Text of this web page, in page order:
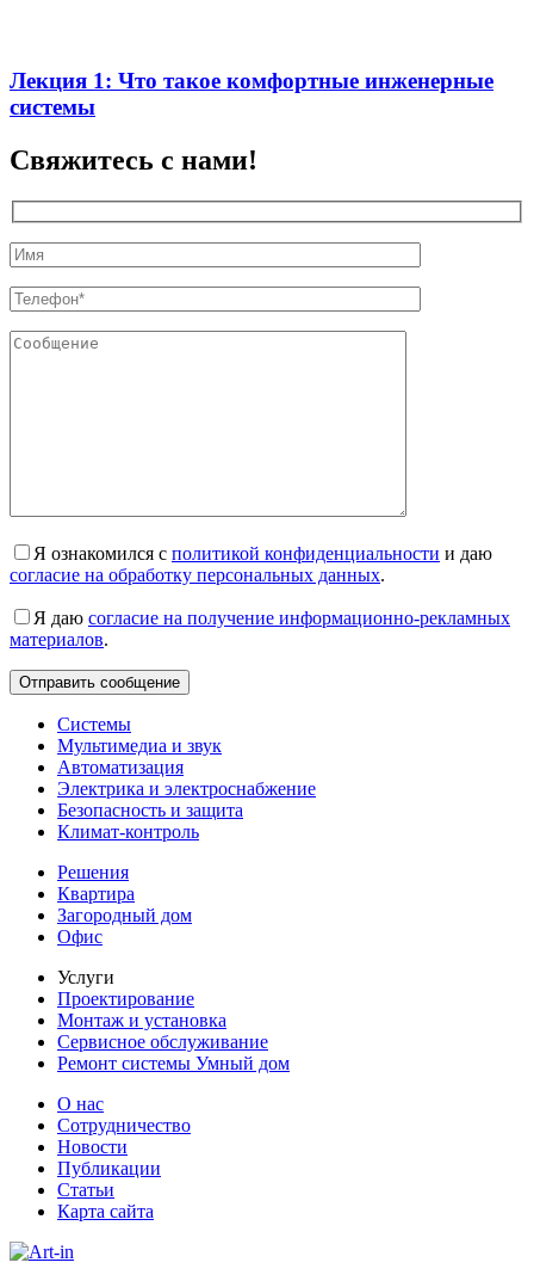
Лекция 1: Что такое комфортные инженерные
системы
Свяжитесь с нами!
Я ознакомился с политикой конфиденциальности и даю
согласие на обработку персональных данных.
Я даю согласие на получение информационно-рекламных
материалов.
Системы
Мультимедиа и звук
Автоматизация
Электрика и электроснабжение
Безопасность и защита
Климат-контроль
Решения
Квартира
Загородный дом
Офис
Услуги
Проектирование
Монтаж и установка
Сервисное обслуживание
Ремонт системы Умный дом
О нас
Сотрудничество
Новости
Публикации
Статьи
Карта сайта